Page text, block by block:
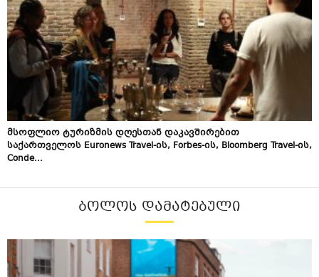
მსოფლიო ტურიზმის დღესთან დაკავშირებით
საქართველოს Euronews Travel-ის, Forbes-ის, Bloomberg Travel-ის,
Conde...
ᲑᲝᲚᲝᲡ ᲓᲐᲛᲐᲢᲔᲑᲣᲚᲘ